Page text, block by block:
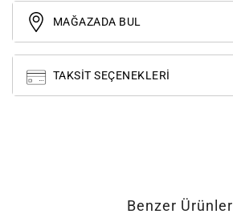
MAĞAZADA BUL
TAKSIT SEÇENEKLERI
Benzer Ürünler